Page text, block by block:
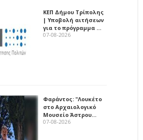
ΚΕΠ Δήμου Τρίπολης
| Υποβολή αιτήσεων
για το πρόγραμμα …
07-08-2026
Φαράντος: "Λουκέτο
στο Αρχαιολογικό
Μουσείο Άστρου…
07-08-2026